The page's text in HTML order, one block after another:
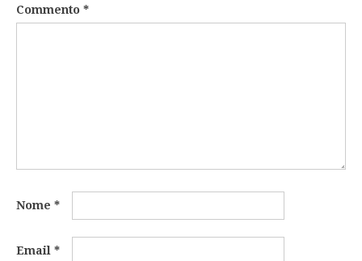
Commento *
Nome *
Email *